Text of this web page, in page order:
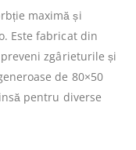
maximă și
Este fabricat din
zgârieturile și
de 80×50
pentru diverse